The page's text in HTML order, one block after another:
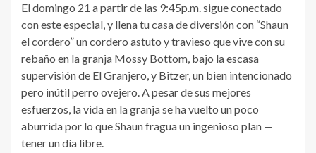
El domingo 21 a partir de las 9:45p.m. sigue conectado
con este especial, y llena tu casa de diversión con “Shaun
el cordero” un cordero astuto y travieso que vive con su
rebaño en la granja Mossy Bottom, bajo la escasa
supervisión de El Granjero, y Bitzer, un bien intencionado
pero inútil perro ovejero. A pesar de sus mejores
esfuerzos, la vida en la granja se ha vuelto un poco
aburrida por lo que Shaun fragua un ingenioso plan —
tener un día libre.